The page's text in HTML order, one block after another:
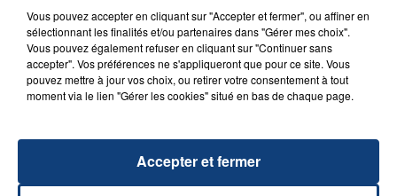
20 juillet 2026
UNE ADOLESCENTE DEVANT SE FAIRE
OPÉRER DE LA CHEVILLE RESSORT DE LA...
TITRES DIFFUSÉS
Vous pouvez accepter en cliquant sur "Accepter et fermer", ou affiner en
sélectionnant les finalités et/ou partenaires dans "Gérer mes choix".
Vous pouvez également refuser en cliquant sur "Continuer sans
accepter". Vos préférences ne s'appliqueront que pour ce site. Vous
pouvez mettre à jour vos choix, ou retirer votre consentement à tout
moment via le lien "Gérer les cookies" situé en bas de chaque page.
Accepter et fermer